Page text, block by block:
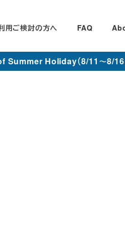
用ご検討の方へ FAQ
Summer Holiday（8/11～8/16